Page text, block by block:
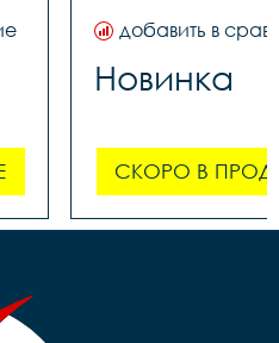
добавить в
Новинка
СКОРО В